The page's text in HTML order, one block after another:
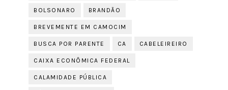
BOLSONARO BRANDÃO
BREVEMENTE EM CAMOCIM
BUSCA POR PARENTE CA CABELEIREIRO
CAIXA ECONÔMICA FEDERAL
CALAMIDADE PÚBLICA